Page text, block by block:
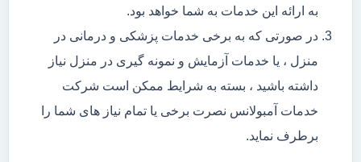
به ارائه این خدمات به شما خواهد بود.
در صورتی که به برخی خدمات پزشکی و درمانی در
منزل ، یا خدمات آزمایش و نمونه گیری در منزل نیاز
داشته باشید ، بسته به شرایط ممکن است شرکت
خدمات آمبولانس نصرت برخی یا تمام نیاز های شما را
برطرف نماید.